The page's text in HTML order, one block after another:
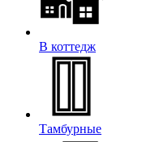
В коттедж
Тамбурные